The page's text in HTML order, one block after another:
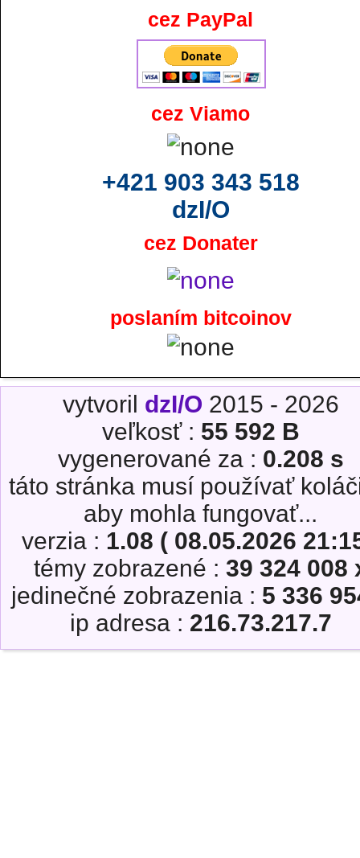
cez PayPal
cez Viamo
+421 903 343 518
dzI/O
cez Donater
poslaním bitcoinov
vytvoril dzI/O 2015 - 2026
veľkosť : 55 592 B
vygenerované za : 0.208 s
táto stránka musí používať
aby mohla fungovať...
verzia : 1.08 ( 08.05.2026
témy zobrazené : 39 324 008
jedinečné zobrazenia : 5 336
ip adresa : 216.73.217.7